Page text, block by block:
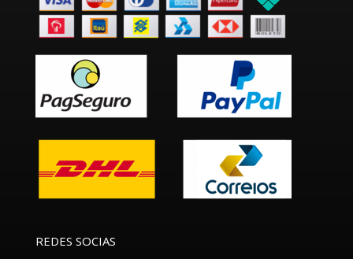
REDES SOCIAS